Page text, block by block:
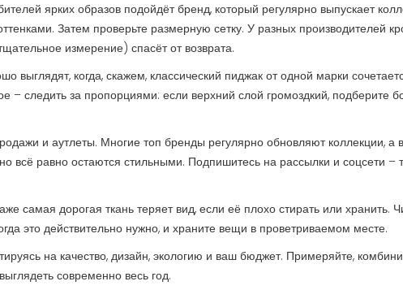
ярких образов подойдёт бренд, который регулярно выпускает
Затем проверьте размерную сетку. У разных производителей
измерение) спасёт от возврата.
выглядят, когда, скажем, классический пиджак от одной марки
– следить за пропорциями: если верхний слой громоздкий, подберите
и аутлеты. Многие топ бренды регулярно обновляют коллекции,
всё равно остаются стильными. Подпишитесь на рассылки и соцсети –
самая дорогая ткань теряет вид, если её плохо стирать или хранить.
это действительно нужно, и храните вещи в проветриваемом месте.
на качество, дизайн, экологию и ваш бюджет. Примеряйте,
современно весь год.